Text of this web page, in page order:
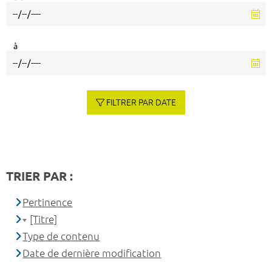
à
FILTRER PAR DATE
TRIER PAR :
Pertinence
[Titre]
Type de contenu
Date de dernière modification